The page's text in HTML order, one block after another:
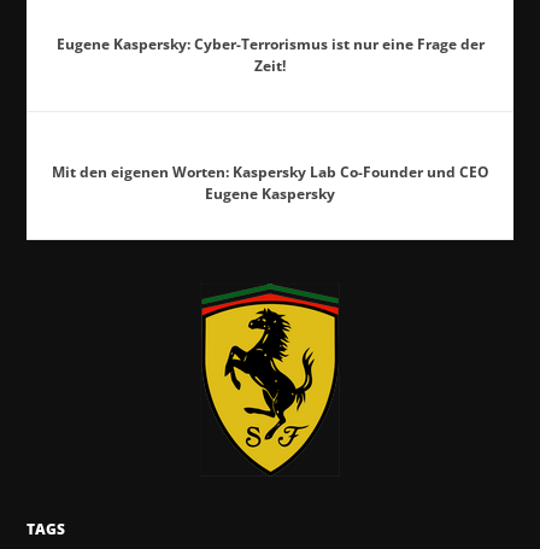
Eugene Kaspersky: Cyber-Terrorismus ist nur eine Frage der
Zeit!
Mit den eigenen Worten: Kaspersky Lab Co-Founder und CEO
Eugene Kaspersky
TAGS